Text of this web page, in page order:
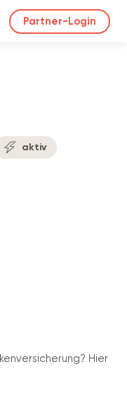
Partner-Login
aktiv
Hier